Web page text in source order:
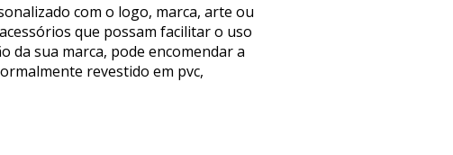
com o logo, marca, arte ou
que possam facilitar o uso
da sua marca, pode encomendar a
revestido em pvc,